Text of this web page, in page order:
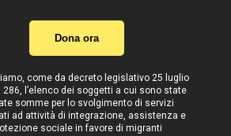
Dona ora
come da decreto legislativo 25 luglio
286, l’elenco dei soggetti a cui sono state
somme per lo svolgimento di servizi
ad attività di integrazione, assistenza e
sociale in favore di migranti